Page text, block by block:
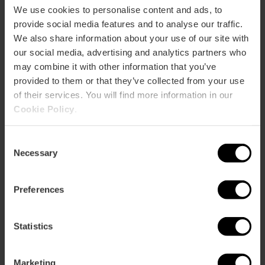
We use cookies to personalise content and ads, to
provide social media features and to analyse our traffic.
We also share information about your use of our site with
our social media, advertising and analytics partners who
may combine it with other information that you’ve
provided to them or that they’ve collected from your use
of their services. You will find more information in our
Cookie Policy
Selection
Necessary
Preferences
Statistics
Marketing
Graal
in
Valencia
tentoonstelling in het…
de
Graal
van
Valencia
in
een
unieke
tentoonstelling
het…
De tentoonstelling van
Anselm Kiefer komt naar
Valencia
De
tentoonstelling
van
Anselm
Kiefer
Valencia
Tentoonstelling "Rome in
Tentoonstelling
in
Valencia
Rondleiding door het Ciutat
Rondleiding
Ciutat
Begeleide motorroutes om
Begeleide